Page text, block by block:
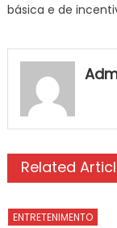
básica e de
Related
ENTRETENIMENTO